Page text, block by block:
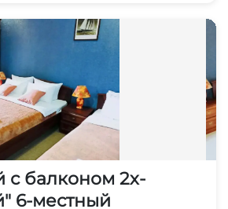
балконом 2х-
6-местный